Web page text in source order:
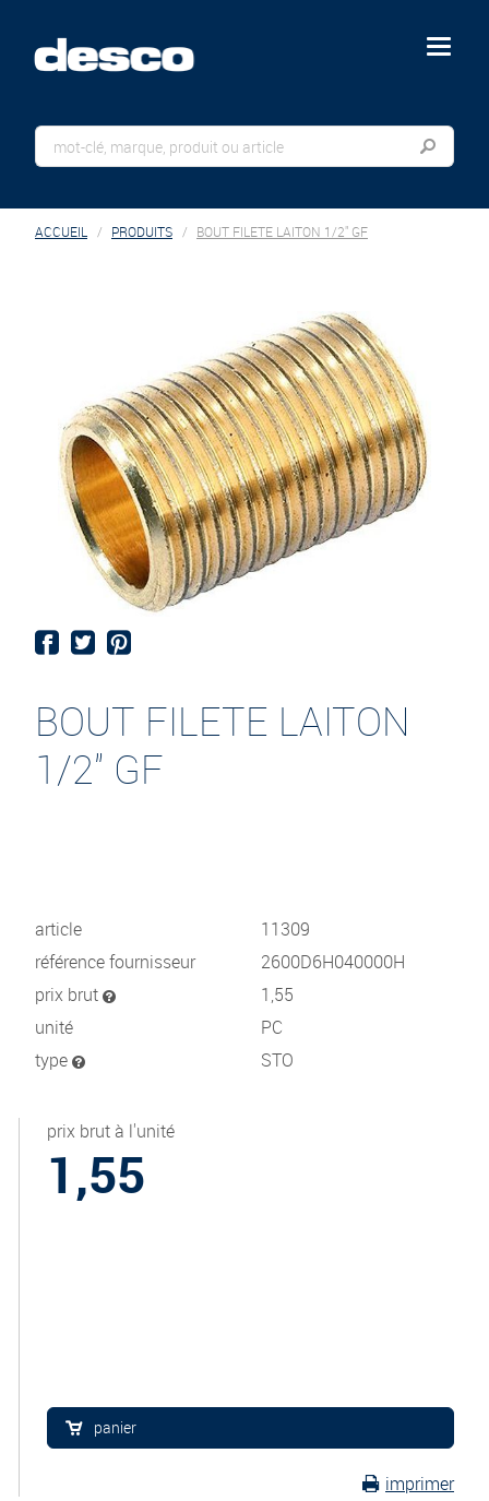
menu
ACCUEIL PRODUITS BOUT FILETE LAITON 1/2" GF
BOUT FILETE LAITON
1/2" GF
article
11309
référence fournisseur
2600D6H040000H
prix brut
1,55
unité
PC
type
STO
prix brut à l'unité
1,55
panier
imprimer